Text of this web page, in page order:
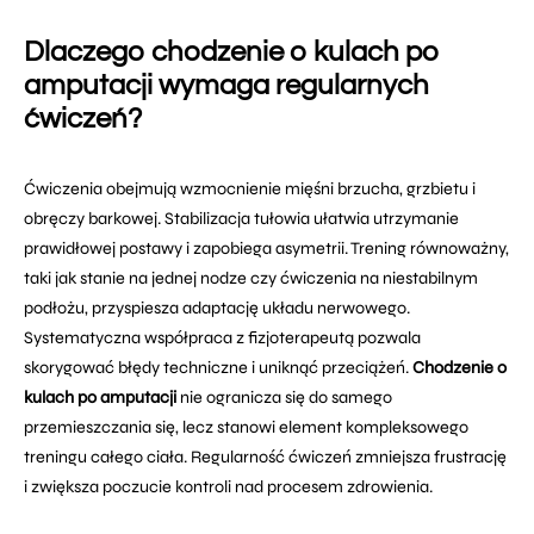
Dlaczego chodzenie o kulach po
amputacji wymaga regularnych
ćwiczeń?
Ćwiczenia obejmują wzmocnienie mięśni brzucha, grzbietu i
obręczy barkowej. Stabilizacja tułowia ułatwia utrzymanie
prawidłowej postawy i zapobiega asymetrii. Trening równoważny,
taki jak stanie na jednej nodze czy ćwiczenia na niestabilnym
podłożu, przyspiesza adaptację układu nerwowego.
Systematyczna współpraca z fizjoterapeutą pozwala
skorygować błędy techniczne i uniknąć przeciążeń.Chodzenie o
kulach po amputacji nie ogranicza się do samego
przemieszczania się, lecz stanowi element kompleksowego
treningu całego ciała. Regularność ćwiczeń zmniejsza frustrację
i zwiększa poczucie kontroli nad procesem zdrowienia.